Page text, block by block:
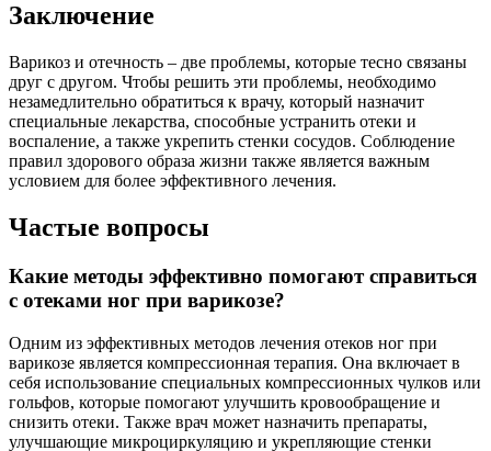
Заключение
Варикоз и отечность – две проблемы, которые тесно связаны
друг с другом. Чтобы решить эти проблемы, необходимо
незамедлительно обратиться к врачу, который назначит
специальные лекарства, способные устранить отеки и
воспаление, а также укрепить стенки сосудов. Соблюдение
правил здорового образа жизни также является важным
условием для более эффективного лечения.
Частые вопросы
Какие методы эффективно помогают справиться
с отеками ног при варикозе?
Одним из эффективных методов лечения отеков ног при
варикозе является компрессионная терапия. Она включает в
себя использование специальных компрессионных чулков или
гольфов, которые помогают улучшить кровообращение и
снизить отеки. Также врач может назначить препараты,
улучшающие микроциркуляцию и укрепляющие стенки